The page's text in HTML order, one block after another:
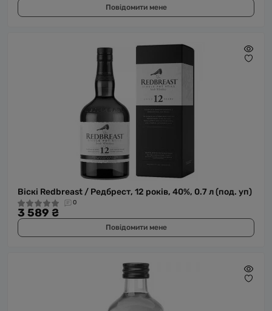
Повідомити мене
Віскі Redbreast / Редбрест, 12 років, 40%, 0.7 л (под. уп)
0
3 589 ₴
Повідомити мене